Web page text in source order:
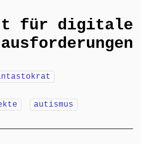
für digitale
autismus